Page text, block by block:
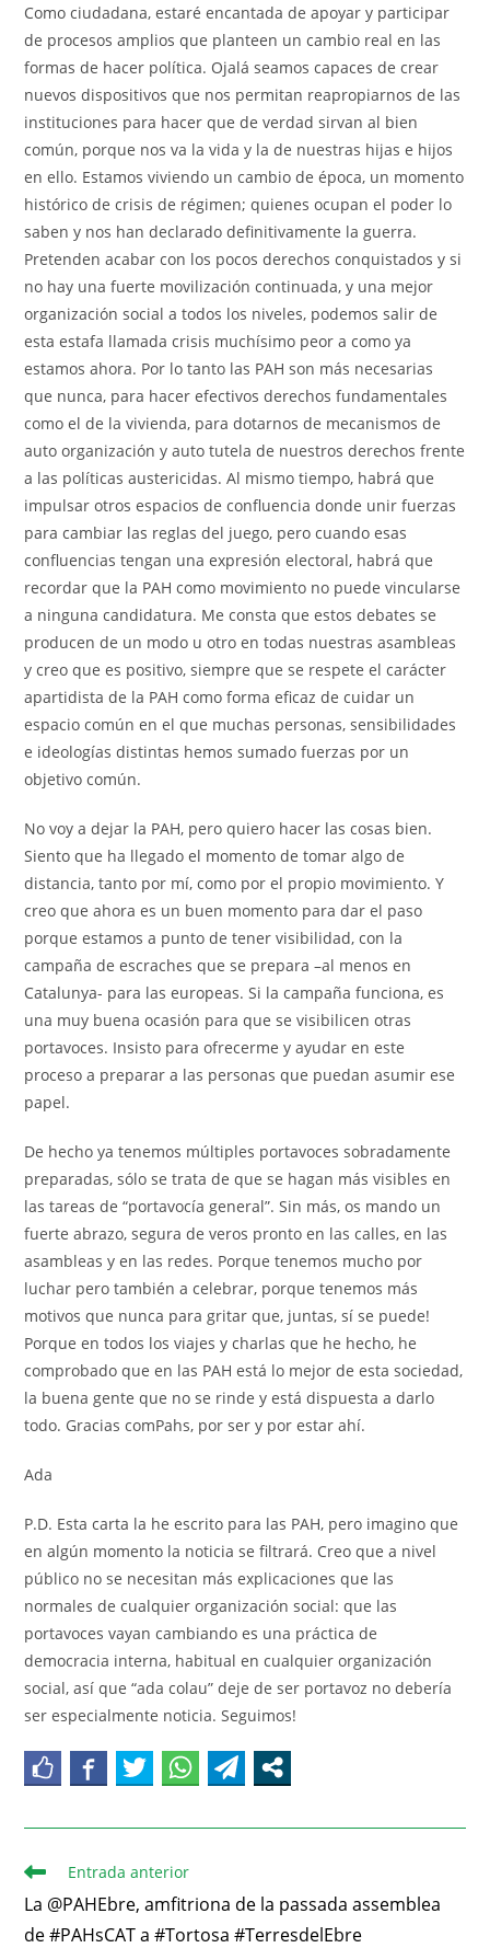
Como ciudadana, estaré encantada de apoyar y participar
de procesos amplios que planteen un cambio real en las
formas de hacer política. Ojalá seamos capaces de crear
nuevos dispositivos que nos permitan reapropiarnos de las
instituciones para hacer que de verdad sirvan al bien
común, porque nos va la vida y la de nuestras hijas e hijos
en ello. Estamos viviendo un cambio de época, un momento
histórico de crisis de régimen; quienes ocupan el poder lo
saben y nos han declarado definitivamente la guerra.
Pretenden acabar con los pocos derechos conquistados y si
no hay una fuerte movilización continuada, y una mejor
organización social a todos los niveles, podemos salir de
esta estafa llamada crisis muchísimo peor a como ya
estamos ahora. Por lo tanto las PAH son más necesarias
que nunca, para hacer efectivos derechos fundamentales
como el de la vivienda, para dotarnos de mecanismos de
auto organización y auto tutela de nuestros derechos frente
a las políticas austericidas. Al mismo tiempo, habrá que
impulsar otros espacios de confluencia donde unir fuerzas
para cambiar las reglas del juego, pero cuando esas
confluencias tengan una expresión electoral, habrá que
recordar que la PAH como movimiento no puede vincularse
a ninguna candidatura. Me consta que estos debates se
producen de un modo u otro en todas nuestras asambleas
y creo que es positivo, siempre que se respete el carácter
apartidista de la PAH como forma eficaz de cuidar un
espacio común en el que muchas personas, sensibilidades
e ideologías distintas hemos sumado fuerzas por un
objetivo común.
No voy a dejar la PAH, pero quiero hacer las cosas bien.
Siento que ha llegado el momento de tomar algo de
distancia, tanto por mí, como por el propio movimiento. Y
creo que ahora es un buen momento para dar el paso
porque estamos a punto de tener visibilidad, con la
campaña de escraches que se prepara –al menos en
Catalunya- para las europeas. Si la campaña funciona, es
una muy buena ocasión para que se visibilicen otras
portavoces. Insisto para ofrecerme y ayudar en este
proceso a preparar a las personas que puedan asumir ese
papel.
De hecho ya tenemos múltiples portavoces sobradamente
preparadas, sólo se trata de que se hagan más visibles en
las tareas de “portavocía general”. Sin más, os mando un
fuerte abrazo, segura de veros pronto en las calles, en las
asambleas y en las redes. Porque tenemos mucho por
luchar pero también a celebrar, porque tenemos más
motivos que nunca para gritar que, juntas, sí se puede!
Porque en todos los viajes y charlas que he hecho, he
comprobado que en las PAH está lo mejor de esta sociedad,
la buena gente que no se rinde y está dispuesta a darlo
todo. Gracias comPahs, por ser y por estar ahí.
Ada
P.D. Esta carta la he escrito para las PAH, pero imagino que
en algún momento la noticia se filtrará. Creo que a nivel
público no se necesitan más explicaciones que las
normales de cualquier organización social: que las
portavoces vayan cambiando es una práctica de
democracia interna, habitual en cualquier organización
social, así que “ada colau” deje de ser portavoz no debería
ser especialmente noticia. Seguimos!
Entrada anterior
La @PAHEbre, amfitriona de la passada assemblea
de #PAHsCAT a #Tortosa #TerresdelEbre